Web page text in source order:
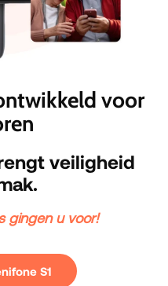
voor
veiligheid
gingen u voor!
S1